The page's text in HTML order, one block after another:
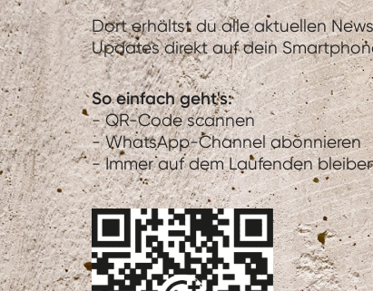
Dort erhältst du alle aktuellen
Updates direkt auf dein
So einfach geht's:
- QR-Code scannen
- WhatsApp-Channel abonnieren
- Immer auf dem Laufenden